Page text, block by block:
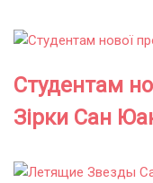
Студентам
Зірки Сан